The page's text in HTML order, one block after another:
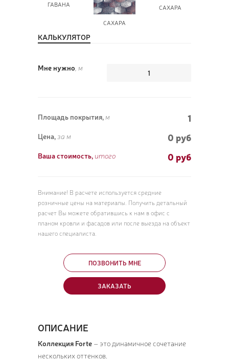
ГАВАНА
САХАРА
САХАРА
КАЛЬКУЛЯТОР
Мне нужно , м
Площадь покрытия, м 1
Цена, за м 0 руб
Ваша стоимость, итого 0 руб
Внимание! В расчете используется средние
розничные цены на материалы. Получить детальный
расчет Вы можете обратившись к нам в офис с
планом кровли и фасадов или после выезда на объект
нашего специалиста.
ПОЗВОНИТЬ МНЕ
ЗАКАЗАТЬ
ОПИСАНИЕ
Коллекция Forte – это динамичное сочетание
нескольких оттенков.